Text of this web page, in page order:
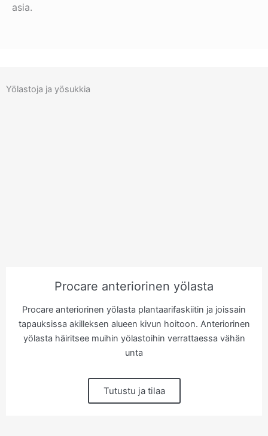
asia.
Yölastoja ja yösukkia
Procare anteriorinen yölasta
Procare anteriorinen yölasta plantaarifaskiitin ja joissain
tapauksissa akilleksen alueen kivun hoitoon. Anteriorinen
yölasta häiritsee muihin yölastoihin verrattaessa vähän
unta
Tutustu ja tilaa